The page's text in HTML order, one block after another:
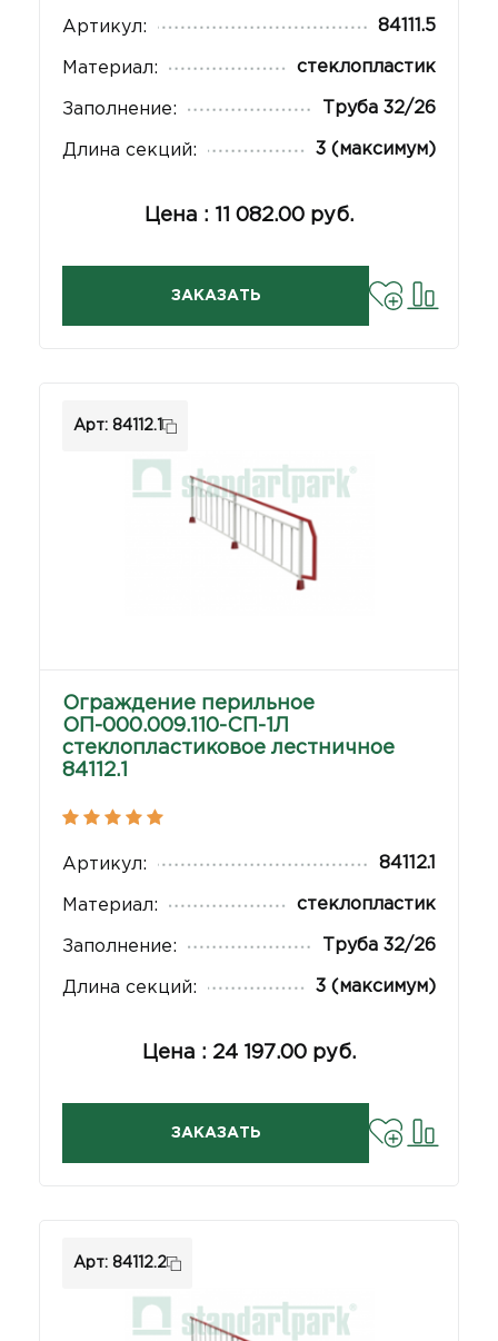
Артикул: 84111.5
Материал: стеклопластик
Заполнение: Труба 32/26
Длина секций: 3 (максимум)
Цена : 11 082.00 руб.
ЗАКАЗАТЬ
Арт: 84112.1
Ограждение перильное
ОП-000.009.110-СП-1Л
стеклопластиковое лестничное
84112.1
Артикул: 84112.1
Материал: стеклопластик
Заполнение: Труба 32/26
Длина секций: 3 (максимум)
Цена : 24 197.00 руб.
ЗАКАЗАТЬ
Арт: 84112.2